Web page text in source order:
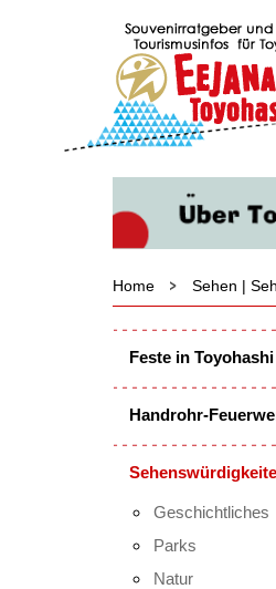
Home Sehen |
Feste in Toyohashi
Handrohr-
Geschichtliches
Parks
Natur